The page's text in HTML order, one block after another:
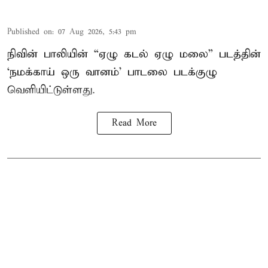
Published on: 07 Aug 2026, 5:43 pm
நிவின் பாலியின் “ஏழு கடல் ஏழு மலை” படத்தின்
‘நமக்காய் ஒரு வானம்’ பாடலை படக்குழு
வெளியிட்டுள்ளது.
Read More